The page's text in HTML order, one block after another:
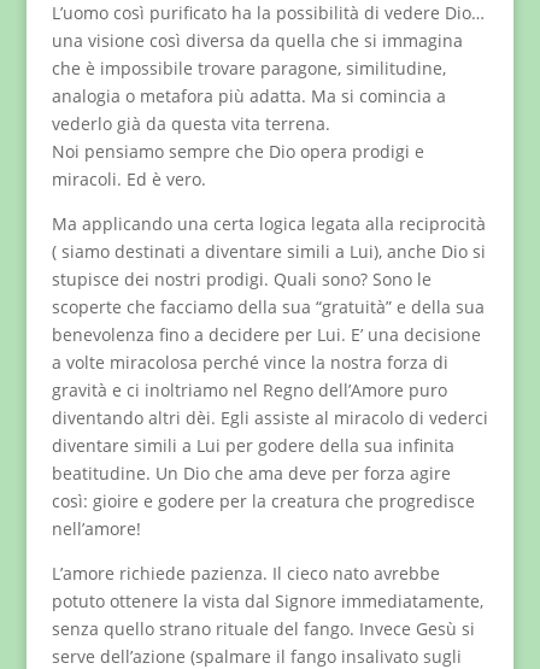
L’uomo così purificato ha la possibilità di vedere Dio…
una visione così diversa da quella che si immagina
che è impossibile trovare paragone, similitudine,
analogia o metafora più adatta. Ma si comincia a
vederlo già da questa vita terrena.
Noi pensiamo sempre che Dio opera prodigi e
miracoli. Ed è vero.
Ma applicando una certa logica legata alla reciprocità
( siamo destinati a diventare simili a Lui), anche Dio si
stupisce dei nostri prodigi. Quali sono? Sono le
scoperte che facciamo della sua “gratuità” e della sua
benevolenza fino a decidere per Lui. E’ una decisione
a volte miracolosa perché vince la nostra forza di
gravità e ci inoltriamo nel Regno dell’Amore puro
diventando altri dèi. Egli assiste al miracolo di vederci
diventare simili a Lui per godere della sua infinita
beatitudine. Un Dio che ama deve per forza agire
così: gioire e godere per la creatura che progredisce
nell’amore!
L’amore richiede pazienza. Il cieco nato avrebbe
potuto ottenere la vista dal Signore immediatamente,
senza quello strano rituale del fango. Invece Gesù si
serve dell’azione (spalmare il fango insalivato sugli